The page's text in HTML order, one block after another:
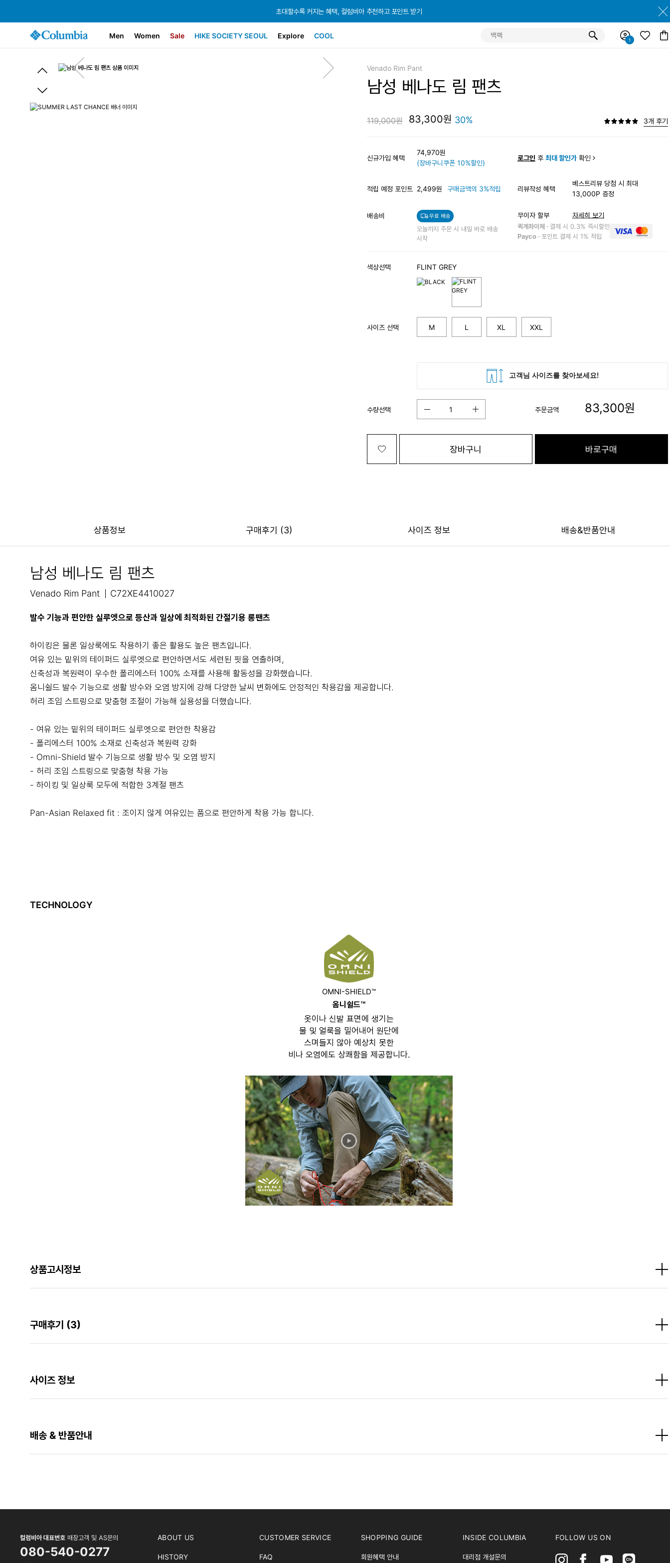
초대할수록 커지는 혜택, 컬럼비아 추천하고 포인트 받기
초대할수록 커지는 혜택, 컬럼비아 추천하고 포인트 받기
초대할수록 커지는 혜택, 컬럼비아 추천하고 포인트 받기
Men Women Sale HIKE SOCIETY SEOUL Explore COOL
Venado Rim Pant
남성 베나도 림 팬츠
119,000원 83,300원 30% 3개 후기
신규가입 혜택
74,970원
(장바구니쿠폰 10%할인)
로그인 후 최대 할인가확인
적립 예정 포인트 2,499원 구매금액의 3%적립 리뷰작성 혜택
베스트리뷰 당첨 시 최대
13,000P 증정
배송비 무료 배송
오늘까지 주문 시 내일 바로 배송
시작
무이자 할부 자세히 보기
퀵계좌이체 · 결제 시 0.3% 즉시할인
Payco · 포인트 결제 시 1% 적립
색상선택 FLINT GREY
사이즈 선택 M L XL XXL
수량선택 주문금액 83,300원
장바구니 바로구매
상품정보 구매후기 (3) 사이즈 정보 배송&반품안내
남성 베나도 림 팬츠
Venado Rim Pant C72XE4410027
발수 기능과 편안한 실루엣으로 등산과 일상에 최적화된 간절기용 롱팬츠
하이킹은 물론 일상룩에도 착용하기 좋은 활용도 높은 팬츠입니다.
여유 있는 밑위의 테이퍼드 실루엣으로 편안하면서도 세련된 핏을 연출하며,
신축성과 복원력이 우수한 폴리에스터 100% 소재를 사용해 활동성을 강화했습니다.
옴니쉴드 발수 기능으로 생활 방수와 오염 방지에 강해 다양한 날씨 변화에도 안정적인 착용감을 제공합니다.
허리 조임 스트링으로 맞춤형 조절이 가능해 실용성을 더했습니다.
- 여유 있는 밑위의 테이퍼드 실루엣으로 편안한 착용감
- 폴리에스터 100% 소재로 신축성과 복원력 강화
- Omni-Shield 발수 기능으로 생활 방수 및 오염 방지
- 허리 조임 스트링으로 맞춤형 착용 가능
- 하이킹 및 일상룩 모두에 적합한 3계절 팬츠
Pan-Asian Relaxed fit : 조이지 않게 여유있는 품으로 편안하게 착용 가능 합니다.
TECHNOLOGY
OMNI-SHIELD™
옴니쉴드™
옷이나 신발 표면에 생기는
물 및 얼룩을 밀어내어 원단에
스며들지 않아 예상치 못한
비나 오염에도 상쾌함을 제공합니다.
상품고시정보
구매후기 (3)
사이즈 정보
배송 & 반품안내
컬럼비아 대표번호 매장고객 및 AS문의
080-540-0277
ABOUT US
HISTORY
CUSTOMER SERVICE
FAQ
SHOPPING GUIDE
회원혜택 안내
INSIDE COLUMBIA
대리점 개설문의
FOLLOW US ON